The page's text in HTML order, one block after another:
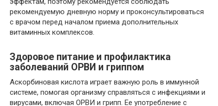
рекомендуемую дневную норму и проконсультироваться
с врачом перед началом приема дополнительных
витаминных комплексов.
Здоровое питание и профилактика
заболеваний ОРВИ и гриппом
Аскорбиновая кислота играет важную роль в иммунной
системе, помогая организму справляться с инфекциями и
вирусами, включая ОРВИ и грипп. Ее употребление с